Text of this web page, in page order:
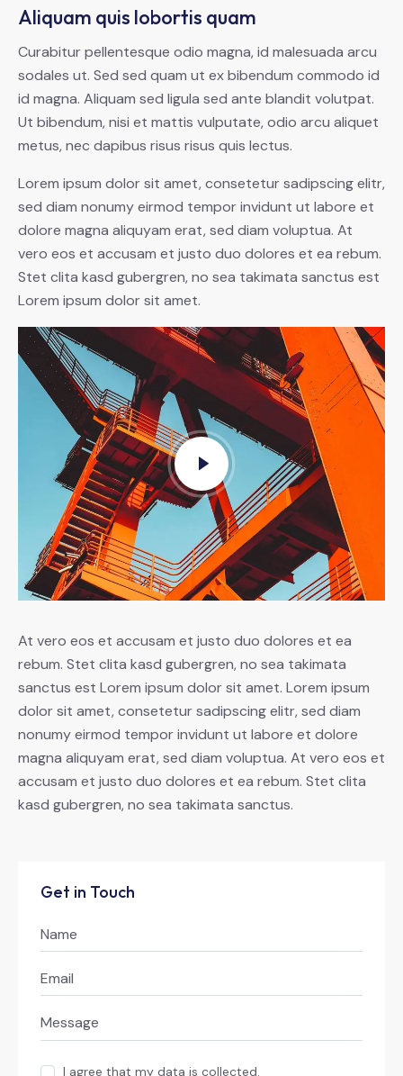
Aliquam quis lobortis quam
Curabitur pellentesque odio magna, id malesuada arcu
sodales ut. Sed sed quam ut ex bibendum commodo id
id magna. Aliquam sed ligula sed ante blandit volutpat.
Ut bibendum, nisi et mattis vulputate, odio arcu aliquet
metus, nec dapibus risus risus quis lectus.
Lorem ipsum dolor sit amet, consetetur sadipscing elitr,
sed diam nonumy eirmod tempor invidunt ut labore et
dolore magna aliquyam erat, sed diam voluptua. At
vero eos et accusam et justo duo dolores et ea rebum.
Stet clita kasd gubergren, no sea takimata sanctus est
Lorem ipsum dolor sit amet.
At vero eos et accusam et justo duo dolores et ea
rebum. Stet clita kasd gubergren, no sea takimata
sanctus est Lorem ipsum dolor sit amet. Lorem ipsum
dolor sit amet, consetetur sadipscing elitr, sed diam
nonumy eirmod tempor invidunt ut labore et dolore
magna aliquyam erat, sed diam voluptua. At vero eos et
accusam et justo duo dolores et ea rebum. Stet clita
kasd gubergren, no sea takimata sanctus.
Get in Touch
I agree that my data iscollected.